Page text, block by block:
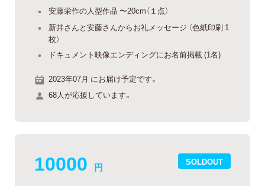
安藤栄作の人型作品 〜20cm（１点）
新井さんと安藤さんからお礼メッセージ （色紙印刷 1
枚）
ドキュメント映像エンディングにお名前掲載 (1名)
2023年07月 にお届け予定です。
68人が応援しています。
SOLDOUT
10000 円